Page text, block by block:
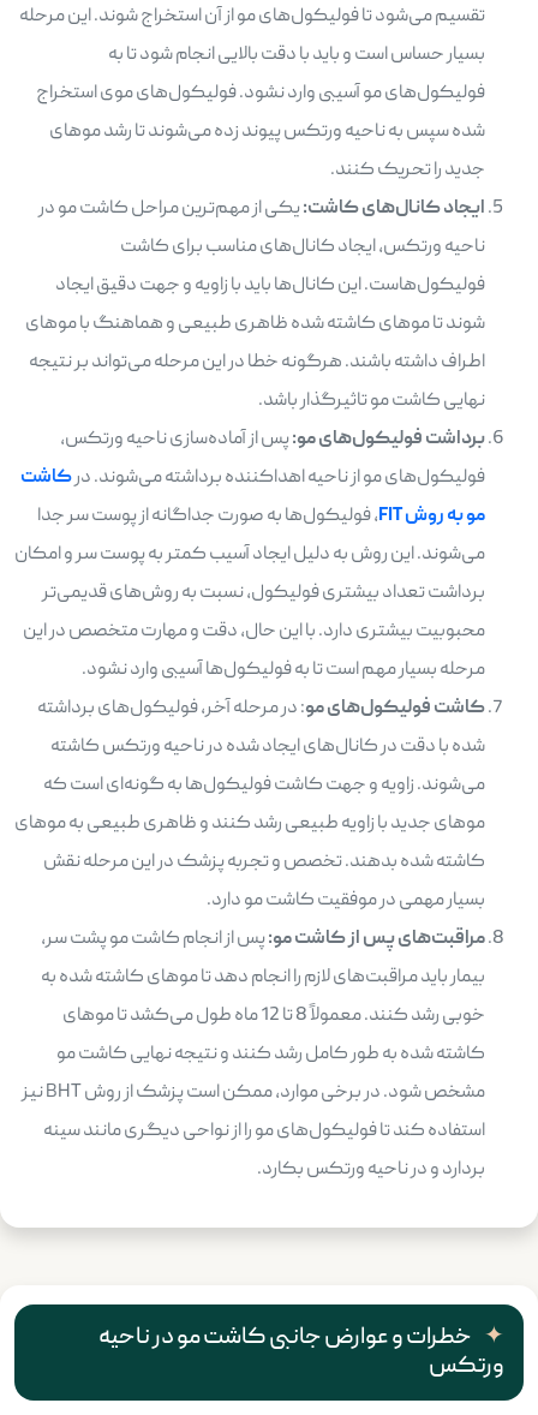
تقسیم می‌شود تا فولیکول‌های مو از آن استخراج شوند. این مرحله
بسیار حساس است و باید با دقت بالایی انجام شود تا به
فولیکول‌های مو آسیبی وارد نشود. فولیکول‌های موی استخراج
شده سپس به ناحیه ورتکس پیوند زده می‌شوند تا رشد موهای
جدید را تحریک کنند.
ایجاد کانال‌های کاشت:یکی از مهم‌ترین مراحل کاشت مو در
ناحیه ورتکس، ایجاد کانال‌های مناسب برای کاشت
فولیکول‌هاست. این کانال‌ها باید با زاویه و جهت دقیق ایجاد
شوند تا موهای کاشته شده ظاهری طبیعی و هماهنگ با موهای
اطراف داشته باشند. هرگونه خطا در این مرحله می‌تواند بر نتیجه
نهایی کاشت مو تاثیرگذار باشد.
برداشت فولیکول‌های مو:پس از آماده‌سازی ناحیه ورتکس،
فولیکول‌های مو از ناحیه اهداکننده برداشته می‌شوند. درکاشت
مو به روش FIT
، فولیکول‌ها به صورت جداگانه از پوست سر جدا
می‌شوند. این روش به دلیل ایجاد آسیب کمتر به پوست سر و امکان
برداشت تعداد بیشتری فولیکول، نسبت به روش‌های قدیمی‌تر
محبوبیت بیشتری دارد. با این حال، دقت و مهارت متخصص در این
مرحله بسیار مهم است تا به فولیکول‌ها آسیبی وارد نشود.
کاشت فولیکول‌های مو: در مرحله آخر، فولیکول‌های برداشته
شده با دقت در کانال‌های ایجاد شده در ناحیه ورتکس کاشته
می‌شوند. زاویه و جهت کاشت فولیکول‌ها به گونه‌ای است که
موهای جدید با زاویه طبیعی رشد کنند و ظاهری طبیعی به موهای
کاشته شده بدهند. تخصص و تجربه پزشک در این مرحله نقش
بسیار مهمی در موفقیت کاشت مو دارد.
مراقبت‌های پس از کاشت مو:پس از انجام کاشت مو پشت سر،
بیمار باید مراقبت‌های لازم را انجام دهد تا موهای کاشته شده به
خوبی رشد کنند. معمولاً 8 تا 12 ماه طول می‌کشد تا موهای
کاشته شده به طور کامل رشد کنند و نتیجه نهایی کاشت مو
مشخص شود. در برخی موارد، ممکن است پزشک از روش BHT نیز
استفاده کند تا فولیکول‌های مو را از نواحی دیگری مانند سینه
بردارد و در ناحیه ورتکس بکارد.
خطرات و عوارض جانبی کاشت مو در ناحیه
ورتکس